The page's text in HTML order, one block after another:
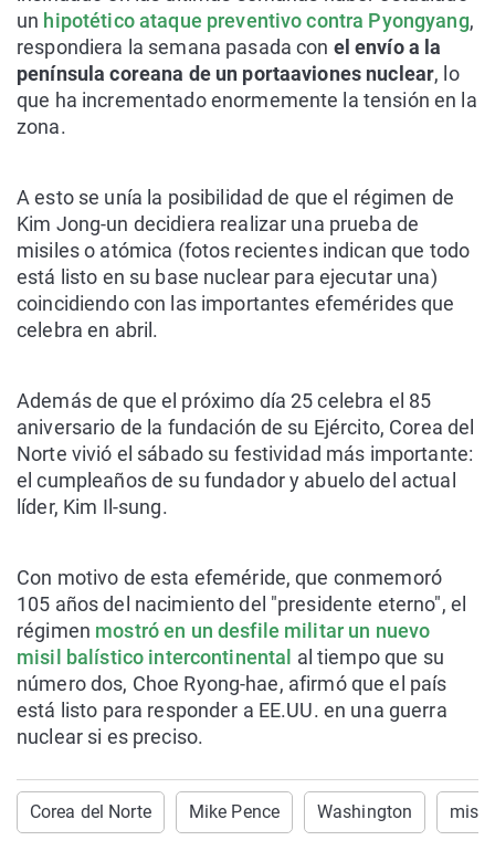
un hipotético ataque preventivo contra Pyongyang,
respondiera la semana pasada con el envío a la
península coreana de un portaaviones nuclear, lo
que ha incrementado enormemente la tensión en la
zona.
A esto se unía la posibilidad de que el régimen de
Kim Jong-un decidiera realizar una prueba de
misiles o atómica (fotos recientes indican que todo
está listo en su base nuclear para ejecutar una)
coincidiendo con las importantes efemérides que
celebra en abril.
Además de que el próximo día 25 celebra el 85
aniversario de la fundación de su Ejército, Corea del
Norte vivió el sábado su festividad más importante:
el cumpleaños de su fundador y abuelo del actual
líder, Kim Il-sung.
Con motivo de esta efeméride, que conmemoró
105 años del nacimiento del "presidente eterno", el
régimen mostró en un desfile militar un nuevo
misil balístico intercontinental al tiempo que su
número dos, Choe Ryong-hae, afirmó que el país
está listo para responder a EE.UU. en una guerra
nuclear si es preciso.
Corea del Norte Mike Pence Washington misil